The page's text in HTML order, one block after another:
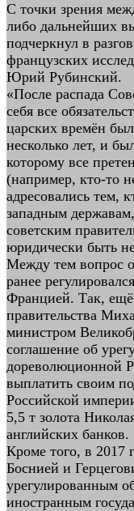
С точки зрения
либо дальнейших
подчеркнул в
французских
Юрий Рубинский.
«После распада
себя все
царских времён
несколько лет, и
которому все
(например, кто-то
адресовались тем,
западным
советским
юридически быть
Между тем вопрос
ранее
Францией. Так, ещё
правительства
министром
соглашение об
дореволюционной
выплатить своим
Российской
5,5 т золота
английских банков.
Кроме того, в 2017
Боснией и
урегулированным
иностранным